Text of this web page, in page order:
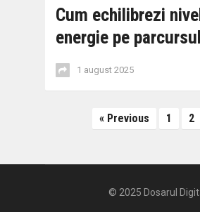
Cum echilibrezi
energie pe
1 august 2025
« Previous 1 2
© 2025 Dosarul